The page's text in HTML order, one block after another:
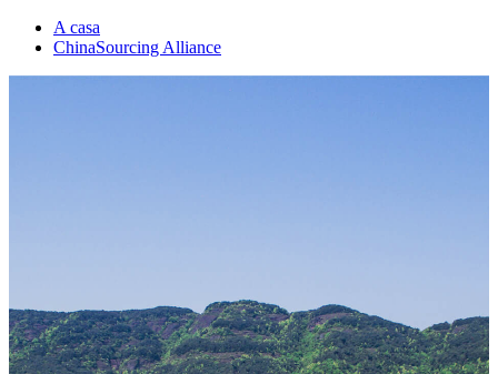
A casa
ChinaSourcing Alliance